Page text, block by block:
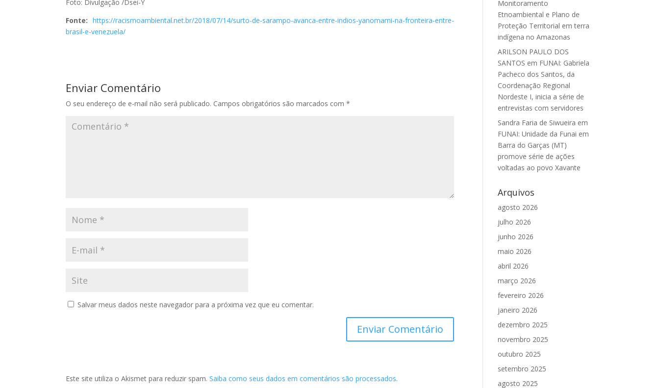
Foto: Divulgação /Dsei-Y
Fonte:https://racismoambiental.net.br/2018/07/14/surto-de-sarampo-avanca-entre-indios-yanomami-na-fronteira-entre-
brasil-e-venezuela/
Enviar Comentário
O seu endereço de e-mail não será publicado. Campos obrigatórios são marcados com*
Salvar meus dados neste navegador para a próxima vez que eu comentar.
Este site utiliza o Akismet para reduzir spam.Saiba como seus dados em comentários são processados.
Monitoramento
Etnoambiental e Plano de
Proteção Territorial em terra
indígena no Amazonas
ARILSON PAULO DOS
SANTOS em FUNAI: Gabriela
Pacheco dos Santos, da
Coordenação Regional
Nordeste I, inicia a série de
entrevistas com servidores
Sandra Faria de Siwueira em
FUNAI: Unidade da Funai em
Barra do Garças (MT)
promove série de ações
voltadas ao povo Xavante
Arquivos
agosto 2026
julho 2026
junho 2026
maio 2026
abril 2026
março 2026
fevereiro 2026
janeiro 2026
dezembro 2025
novembro 2025
outubro 2025
setembro 2025
agosto 2025